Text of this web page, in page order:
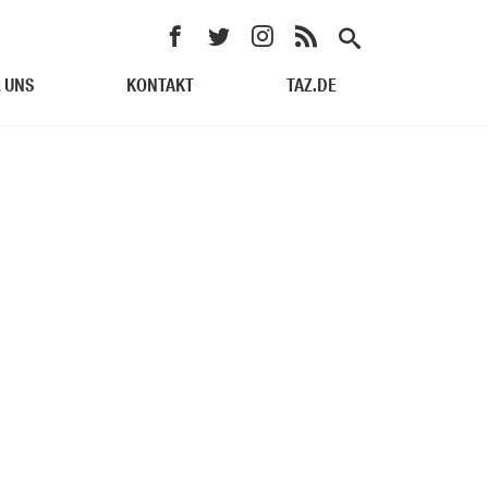
UNS KONTAKT TAZ.DE